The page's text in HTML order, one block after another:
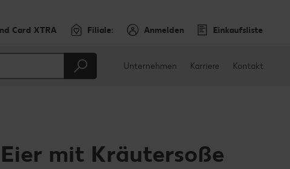
Card XTRA Filiale: Anmelden Einkaufsliste
Unternehmen Karriere Kontakt
mit Kräutersoße